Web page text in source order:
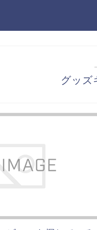
グッズ